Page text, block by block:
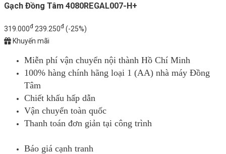
Gạch Đồng Tâm 4080REGAL007-H+
319.000đ 239.250đ (-25%)
Khuyến mãi
Miễn phí vận chuyển nội thành Hồ Chí Minh
100% hàng chính hãng loại 1 (AA) nhà máy Đồng
Tâm
Chiết khấu hấp dẫn
Vận chuyển toàn quốc
Thanh toán đơn giản tại công trình
Báo giá cạnh tranh